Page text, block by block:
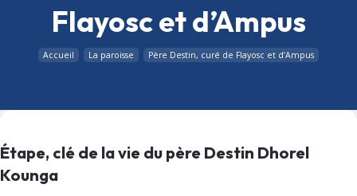
Flayosc et d’Ampus
Accueil La paroisse Père Destin, curé de Flayosc et d’Ampus
Étape, clé de la vie du père Destin Dhorel
Kounga